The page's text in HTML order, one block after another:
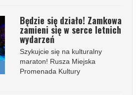
Będzie się działo! Zamkowa
zamieni się w serce letnich
wydarzeń
Szykujcie się na kulturalny
maraton! Rusza Miejska
Promenada Kultury